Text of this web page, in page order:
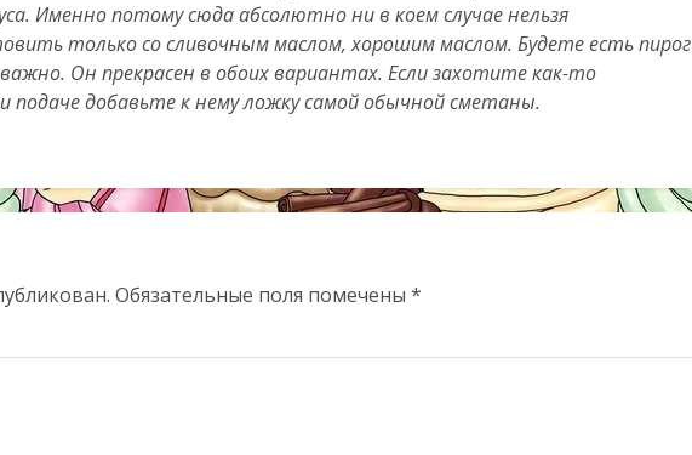
Именно потому сюда абсолютно ни в коем случае нельзя
только со сливочным маслом, хорошим маслом. Будете есть пирог
Он прекрасен в обоих вариантах. Если захотите как-то
добавьте к нему ложку самой обычной сметаны.
Обязательные поля помечены *